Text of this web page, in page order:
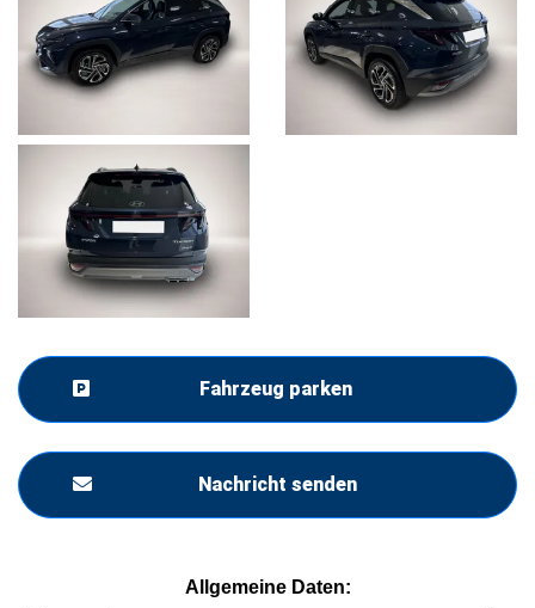
Fahrzeug parken
Nachricht senden
Allgemeine Daten: